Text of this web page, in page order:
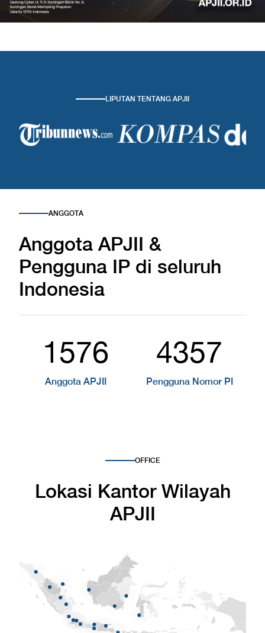
LIPUTAN TENTANG APJII
ANGGOTA
Anggota APJII &
Pengguna IP di seluruh
Indonesia
1576
Anggota APJII
4357
Pengguna Nomor PI
OFFICE
Lokasi Kantor Wilayah
APJII